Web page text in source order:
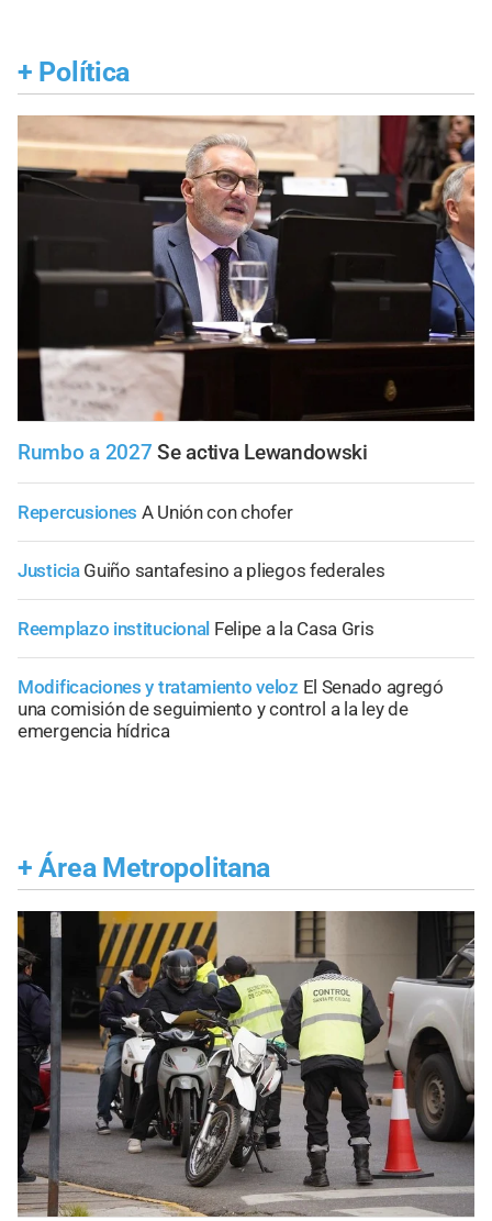
+ Política
Rumbo a 2027 Se activa Lewandowski
Repercusiones A Unión con chofer
Justicia Guiño santafesino a pliegos federales
Reemplazo institucional Felipe a la Casa Gris
Modificaciones y tratamiento veloz El Senado agregó
una comisión de seguimiento y control a la ley de
emergencia hídrica
+ Área Metropolitana